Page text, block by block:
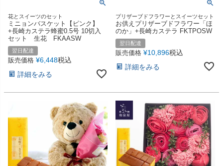
花とスイーツのセット
ミニョンバスケット【ピンク】
+長崎カステラ蜂蜜0.5号 10切入
セット 生花 FKAASW
翌日配達
販売価格 ¥6,448税込
詳細をみる
プリザーブドフラワーとスイーツセット
お供えプリザーブドフラワー「ほ
のか」+長崎カステラ FKTPOSW
翌日配達
販売価格 ¥10,896税込
詳細をみる